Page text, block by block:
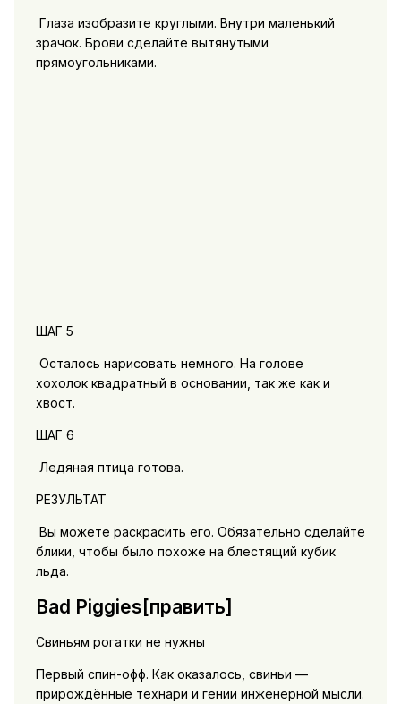
Глаза изобразите круглыми. Внутри маленький
зрачок. Брови сделайте вытянутыми
прямоугольниками.
ШАГ 5
Осталось нарисовать немного. На голове
хохолок квадратный в основании, так же как и
хвост.
ШАГ 6
Ледяная птица готова.
РЕЗУЛЬТАТ
Вы можете раскрасить его. Обязательно сделайте
блики, чтобы было похоже на блестящий кубик
льда.
Bad Piggies[править]
Свиньям рогатки не нужны
Первый спин-офф. Как оказалось, свиньи —
прирождённые технари и гении инженерной мысли.